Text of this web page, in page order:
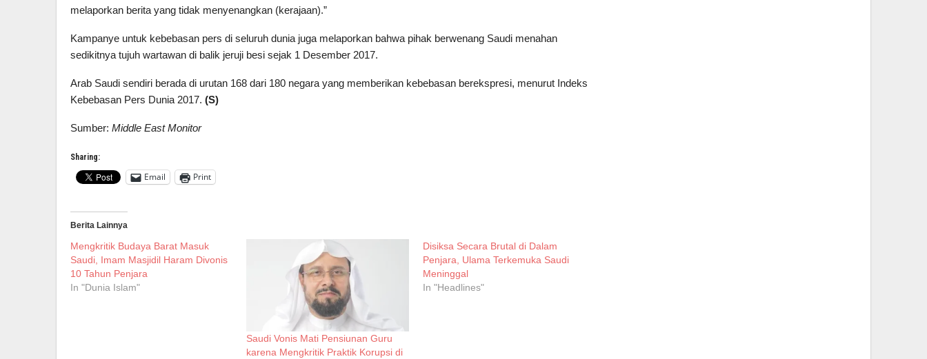
melaporkan berita yang tidak menyenangkan (kerajaan).”
Kampanye untuk kebebasan pers di seluruh dunia juga melaporkan bahwa pihak berwenang Saudi menahan
sedikitnya tujuh wartawan di balik jeruji besi sejak 1 Desember 2017.
Arab Saudi sendiri berada di urutan 168 dari 180 negara yang memberikan kebebasan berekspresi, menurut Indeks
Kebebasan Pers Dunia 2017. (S)
Sumber: Middle East Monitor
Sharing:
Email Print
Berita Lainnya
Mengkritik Budaya Barat Masuk
Saudi, Imam Masjidil Haram Divonis
10 Tahun Penjara
In "Dunia Islam"
Saudi Vonis Mati Pensiunan Guru
karena Mengkritik Praktik Korupsi di
Disiksa Secara Brutal di Dalam
Penjara, Ulama Terkemuka Saudi
Meninggal
In "Headlines"